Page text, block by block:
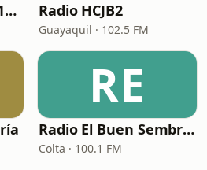
Radio Santa María 1490 AM Radio HCJB2
Guayaquil · 102.5 FM
RE
Radio El Buen Sembrador
Colta · 100.1 FM